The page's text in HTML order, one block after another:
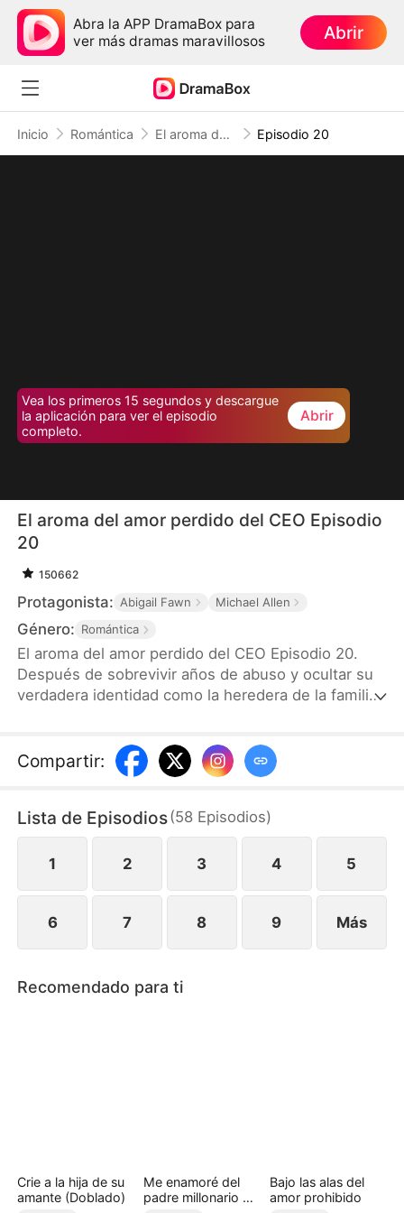
Abra la APP DramaBox para
ver más dramas maravillosos
Abrir
Inicio Romántica El aroma del amor perdido del CEO Episodio 20
Vea los primeros 15 segundos y descargue
la aplicación para ver el episodio
completo.
Abrir
El aroma del amor perdido del CEO Episodio
20
150662
Protagonista: Abigail Fawn Michael Allen
Género: Romántica
El aroma del amor perdido del CEO Episodio 20.
Después de sobrevivir años de abuso y ocultar su
verdadera identidad como la heredera de la familia
por contrato con Conrado, un frío y poderoso CEO.
Lo que no saben es que ella es la misma niña que
rodea, ambos deberán enfrentar su historia
compartida, las mentiras que los separan y un
sentimiento que nunca planearon.
Compartir:
Lista de Episodios(58 Episodios)
1 2 3 4 5
6 7 8 9 Más
Recomendado para ti
Crie a la hija de su
amante (Doblado)
Me enamoré del
padre millonario de
Bajo las alas del
amor prohibido